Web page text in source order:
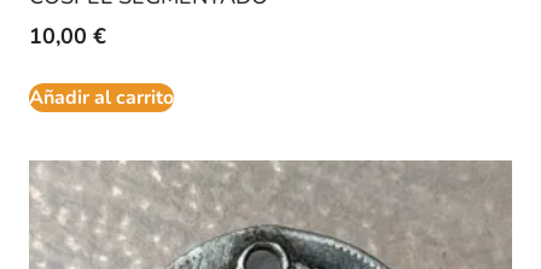
10,00 €
Añadir al carrito